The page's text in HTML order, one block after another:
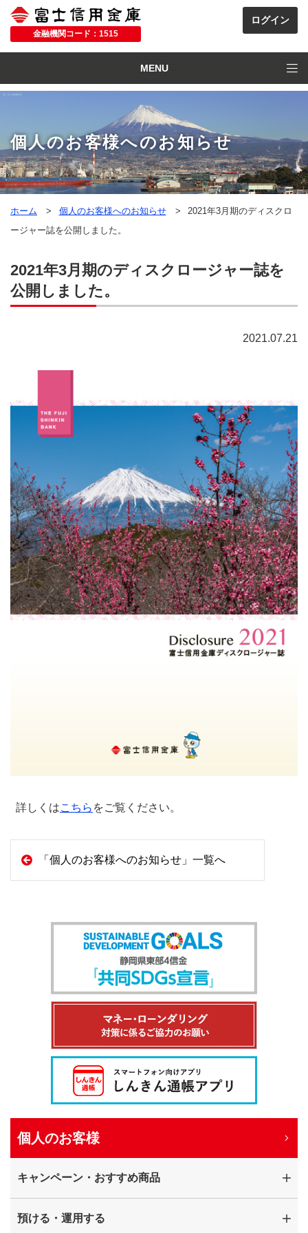
金融機関コード：1515
MENU
個人のお客様へのお知らせ
ホーム 個人のお客様へのお知らせ
2021年3月期のディスクロ
ージャー誌を公開しました。
2021年3月期のディスクロージャー誌を
公開しました。
2021.07.21
詳しくはこちら をご覧ください。
「個人のお客様へのお知らせ」一覧へ
個人のお客様
キャンペーン・おすすめ商品
預ける・運用する